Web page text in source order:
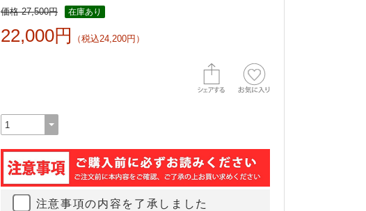
価格 27,500円 在庫あり
22,000円 （税込24,200円）
注意事項の内容を了承しました